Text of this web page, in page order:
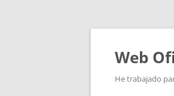
Saltar
contenido
Web
He trabajado